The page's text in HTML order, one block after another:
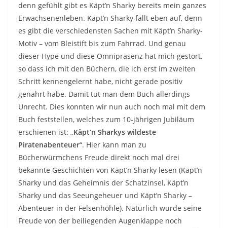
denn gefühlt gibt es Käpt’n Sharky bereits mein ganzes
Erwachsenenleben. Käpt’n Sharky fällt eben auf, denn
es gibt die verschiedensten Sachen mit Käpt’n Sharky-
Motiv – vom Bleistift bis zum Fahrrad. Und genau
dieser Hype und diese Omnipräsenz hat mich gestört,
so dass ich mit den Büchern, die ich erst im zweiten
Schritt kennengelernt habe, nicht gerade positiv
genährt habe. Damit tut man dem Buch allerdings
Unrecht. Dies konnten wir nun auch noch mal mit dem
Buch feststellen, welches zum 10-jährigen Jubiläum
erschienen ist: „Käpt’n Sharkys wildeste
Piratenabenteuer“. Hier kann man zu
Bücherwürmchens Freude direkt noch mal drei
bekannte Geschichten von Käpt’n Sharky lesen (Käpt’n
Sharky und das Geheimnis der Schatzinsel, Käpt’n
Sharky und das Seeungeheuer und Käpt’n Sharky –
Abenteuer in der Felsenhöhle). Natürlich wurde seine
Freude von der beiliegenden Augenklappe noch